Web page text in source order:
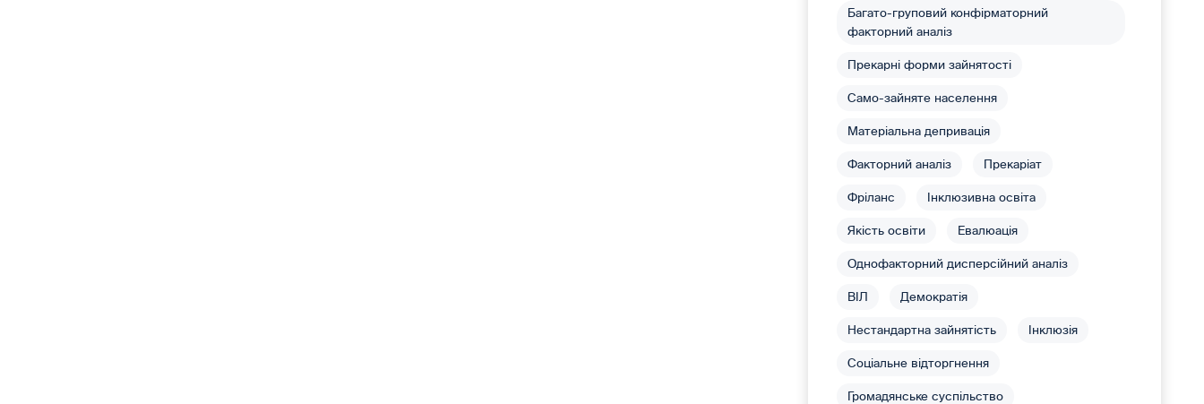
Багато-груповий конфірматорний
факторний аналіз
Прекарні форми зайнятості
Само-зайняте населення
Матеріальна депривація
Факторний аналіз Прекаріат
Фріланс Інклюзивна освіта
Якість освіти Евалюація
Однофакторний дисперсійний аналіз
ВІЛ Демократія
Нестандартна зайнятість Інклюзія
Соціальне відторгнення
Громадянське суспільство